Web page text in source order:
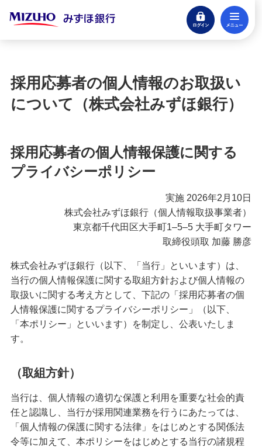
ログイン
閉じる
口座開設
来店不要・スマホで完結
クレジットカード・デビット
ローン
貯める・増やす
備える
相続・保険
学ぶ・考える
生涯学習
困ったときは・よくあるご質問
みずほ銀行について
採用応募者の個人情報のお取扱い
について（株式会社みずほ銀行）
採用応募者の個人情報保護に関する
プライバシーポリシー
実施 2026年2月10日
株式会社みずほ銀行（個人情報取扱事業者）
東京都千代田区大手町1–5–5 大手町タワー
取締役頭取 加藤 勝彦
株式会社みずほ銀行（以下、「当行」といいます）は、
当行の個人情報保護に関する取組方針および個人情報の
取扱いに関する考え方として、下記の「採用応募者の個
人情報保護に関するプライバシーポリシー」（以下、
「本ポリシー」といいます）を制定し、公表いたしま
す。
（取組方針）
当行は、個人情報の適切な保護と利用を重要な社会的責
任と認識し、当行が採用関連業務を行うにあたっては、
「個人情報の保護に関する法律」をはじめとする関係法
令等に加えて、本ポリシーをはじめとする当行の諸規程